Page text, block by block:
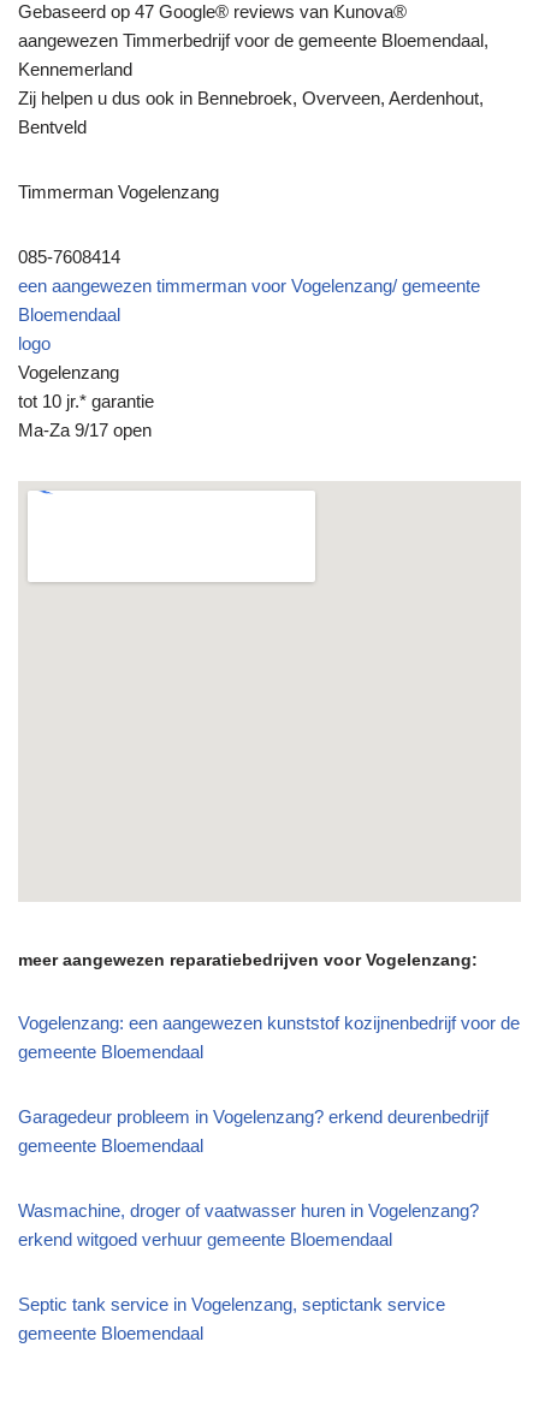
Gebaseerd op 47 Google® reviews van Kunova®
aangewezen Timmerbedrijf voor de gemeente Bloemendaal,
Kennemerland
Zij helpen u dus ook in Bennebroek, Overveen, Aerdenhout,
Bentveld
Timmerman Vogelenzang
085-7608414
een aangewezen timmerman voor Vogelenzang/ gemeente
Bloemendaal
logo
Vogelenzang
tot 10 jr.* garantie
Ma-Za 9/17 open
meer aangewezen reparatiebedrijven voor Vogelenzang:
Vogelenzang: een aangewezen kunststof kozijnenbedrijf voor de
gemeente Bloemendaal
Garagedeur probleem in Vogelenzang? erkend deurenbedrijf
gemeente Bloemendaal
Wasmachine, droger of vaatwasser huren in Vogelenzang?
erkend witgoed verhuur gemeente Bloemendaal
Septic tank service in Vogelenzang, septictank service
gemeente Bloemendaal